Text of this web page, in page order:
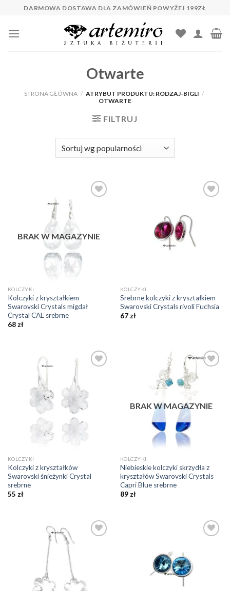
content
DARMOWA DOSTAWA DLA ZAMÓWIEŃ POWYŻEJ 199ZŁ
Otwarte
STRONA GŁÓWNA / ATRYBUT PRODUKTU: RODZAJ-BIGLI /
OTWARTE
FILTRUJ
BRAK W MAGAZYNIE
KOLCZYKI
Kolczyki z kryształkiem
Swarovski Crystals migdał
Crystal CAL srebrne
68zł
KOLCZYKI
Srebrne kolczyki z kryształkiem
Swarovski Crystals rivoli Fuchsia
67zł
Dodaj do
ulubionych
❤️
KOLCZYKI
Kolczyki z kryształków
Swarovski śnieżynki Crystal
srebrne
55 zł
Dodaj do
ulubionych
BRAK W MAGAZYNIE
KOLCZYKI
Niebieskie kolczyki skrzydła z
kryształów Swarovski Crystals
Capri Blue srebrne
89 zł